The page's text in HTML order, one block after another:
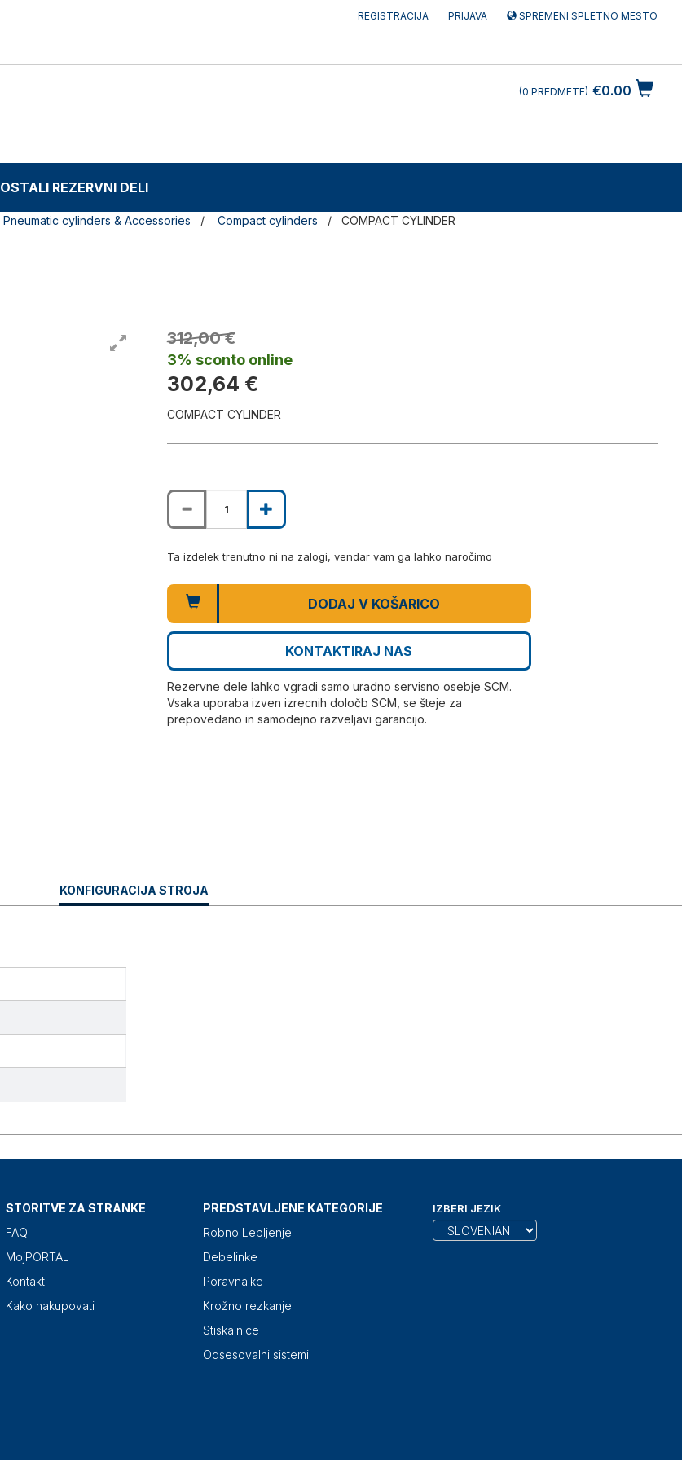
REGISTRACIJA PRIJAVA SPREMENI SPLETNO MESTO
€0.00
0 PREDMETE
OSTALI REZERVNI DELI
Pneumatic cylinders & Accessories Compact cylinders COMPACT CYLINDER
312,00 €
3% sconto online
302,64 €
COMPACT CYLINDER
Ta izdelek trenutno ni na zalogi, vendar vam ga lahko naročimo
DODAJ V KOŠARICO
KONTAKTIRAJ NAS
Rezervne dele lahko vgradi samo uradno servisno osebje SCM.
Vsaka uporaba izven izrecnih določb SCM, se šteje za
prepovedano in samodejno razveljavi garancijo.
CURRENT
TAB:
KONFIGURACIJA STROJA
STORITVE ZA STRANKE
FAQ
MojPORTAL
Kontakti
Kako nakupovati
PREDSTAVLJENE KATEGORIJE
Robno Lepljenje
Debelinke
Poravnalke
Krožno rezkanje
Stiskalnice
Odsesovalni sistemi
IZBERI JEZIK